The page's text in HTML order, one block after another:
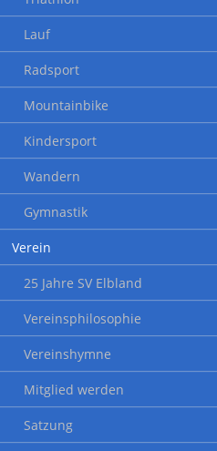
Lauf
Radsport
Mountainbike
Kindersport
Wandern
Gymnastik
Verein
25 Jahre SV Elbland
Vereinsphilosophie
Vereinshymne
Mitglied werden
Satzung